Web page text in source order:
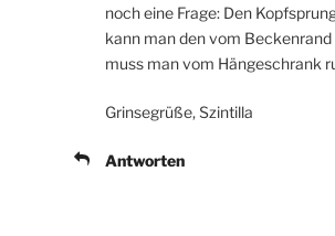
noch eine Frage: Den
kann man den vom
muss man vom Hängeschrank
Grinsegrüße, Szintilla
Antworten